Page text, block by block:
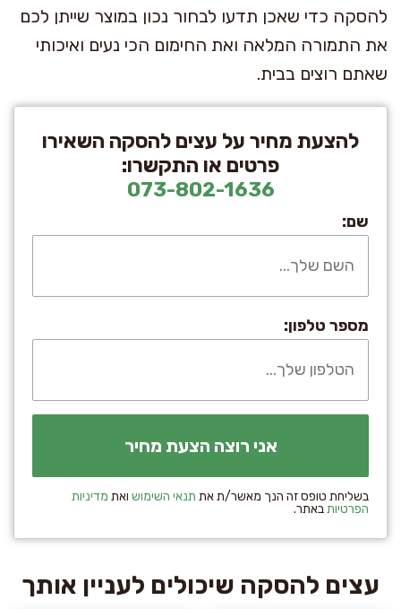
להסקה כדי שאכן תדעו לבחור נכון במוצר שייתן לכם
את התמורה המלאה ואת החימום הכי נעים ואיכותי
שאתם רוצים בבית.
להצעת מחיר על עצים להסקה השאירו
פרטים או התקשרו:
073-802-1636
שם:
מספר טלפון:
בשליחת טופס זה הנך מאשר/ת את תנאי השימוש ואת מדיניות
הפרטיותבאתר.
עצים להסקה שיכולים לעניין אותך